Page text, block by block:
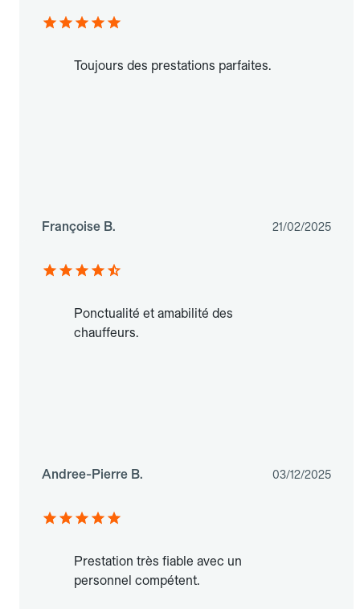
Toujours des prestations parfaites.
Françoise B. 21/02/2025
Ponctualité et amabilité des
chauffeurs.
Andree-Pierre B. 03/12/2025
Prestation très fiable avec un
personnel compétent.